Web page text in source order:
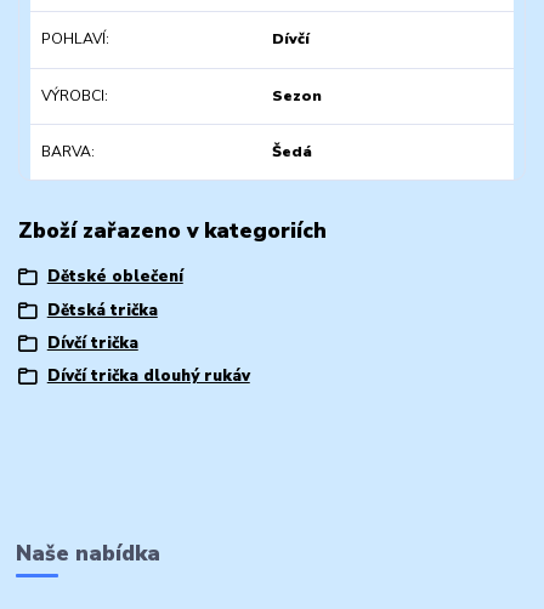
POHLAVÍ Dívčí
VÝROBCI Sezon
BARVA Šedá
Zboží zařazeno v kategoriích
Dětské oblečení
Dětská trička
Dívčí trička
Dívčí trička dlouhý rukáv
Naše nabídka